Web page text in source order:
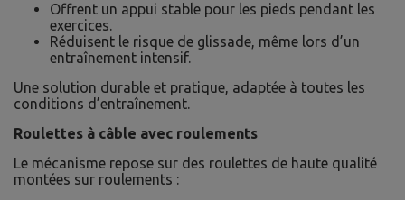
Offrent un appui stable pour les pieds pendant les
exercices.
Réduisent le risque de glissade, même lors d’un
entraînement intensif.
Une solution durable et pratique, adaptée à toutes les
conditions d’entraînement.
Roulettes à câble avec roulements
Le mécanisme repose sur des roulettes de haute qualité
montées sur roulements :